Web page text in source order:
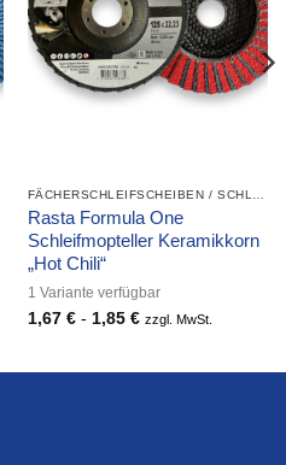
Rasta Formula One
Schleifmopteller Keramikkorn
„Hot Chili“
1 Variante verfügbar
1,67 €- 1,85 € zzgl. MwSt.